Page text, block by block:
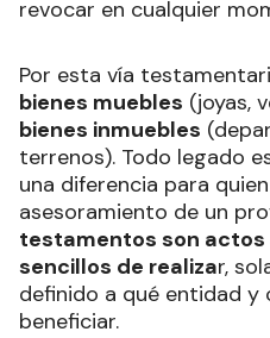
revocar en cualquier
Por esta vía
bienes muebles (joyas,
bienes inmuebles
terrenos). Todo legado
una diferencia para
asesoramiento de un
testamentos son actos
sencillos de realizar,
definido a qué entidad y
beneficiar.